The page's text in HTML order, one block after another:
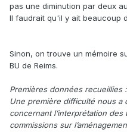
pas une diminution par deux
Il faudrait qu'il y ait beaucoup
Sinon, on trouve un mémoire
BU de Reims.
Premières données recueillies :
Une première difficulté nous a
concernant l’interprétation
commissions sur